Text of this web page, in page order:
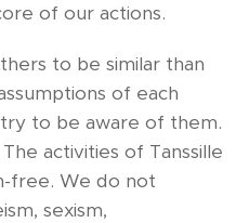
of our actions.
to be similar than
of each
to be aware of them.
activities of Tanssille
free. We do not
sexism,